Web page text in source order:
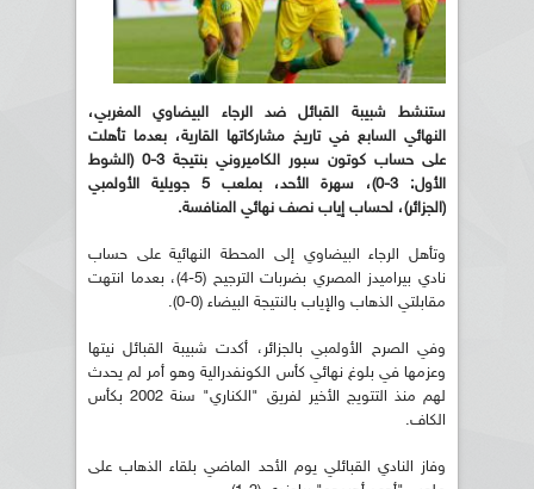
ستنشط شبيبة القبائل ضد الرجاء البيضاوي المغربي،
النهائي السابع في تاريخ مشاركاتها القارية، بعدما تأهلت
على حساب كوتون سبور الكاميروني بنتيجة 3-0 (الشوط
الأول: 3-0)، سهرة الأحد، بملعب 5 جويلية الأولمبي
(الجزائر)، لحساب إياب نصف نهائي المنافسة.
وتأهل الرجاء البيضاوي إلى المحطة النهائية على حساب
نادي بيراميدز المصري بضربات الترجيح (5-4)، بعدما انتهت
مقابلتي الذهاب والإياب بالنتيجة البيضاء (0-0).
وفي الصرح الأولمبي بالجزائر، أكدت شبيبة القبائل نيتها
وعزمها في بلوغ نهائي كأس الكونفدرالية وهو أمر لم يحدث
لهم منذ التتويج الأخير لفريق "الكناري" سنة 2002 بكأس
الكاف.
وفاز النادي القبائلي يوم الأحد الماضي بلقاء الذهاب على